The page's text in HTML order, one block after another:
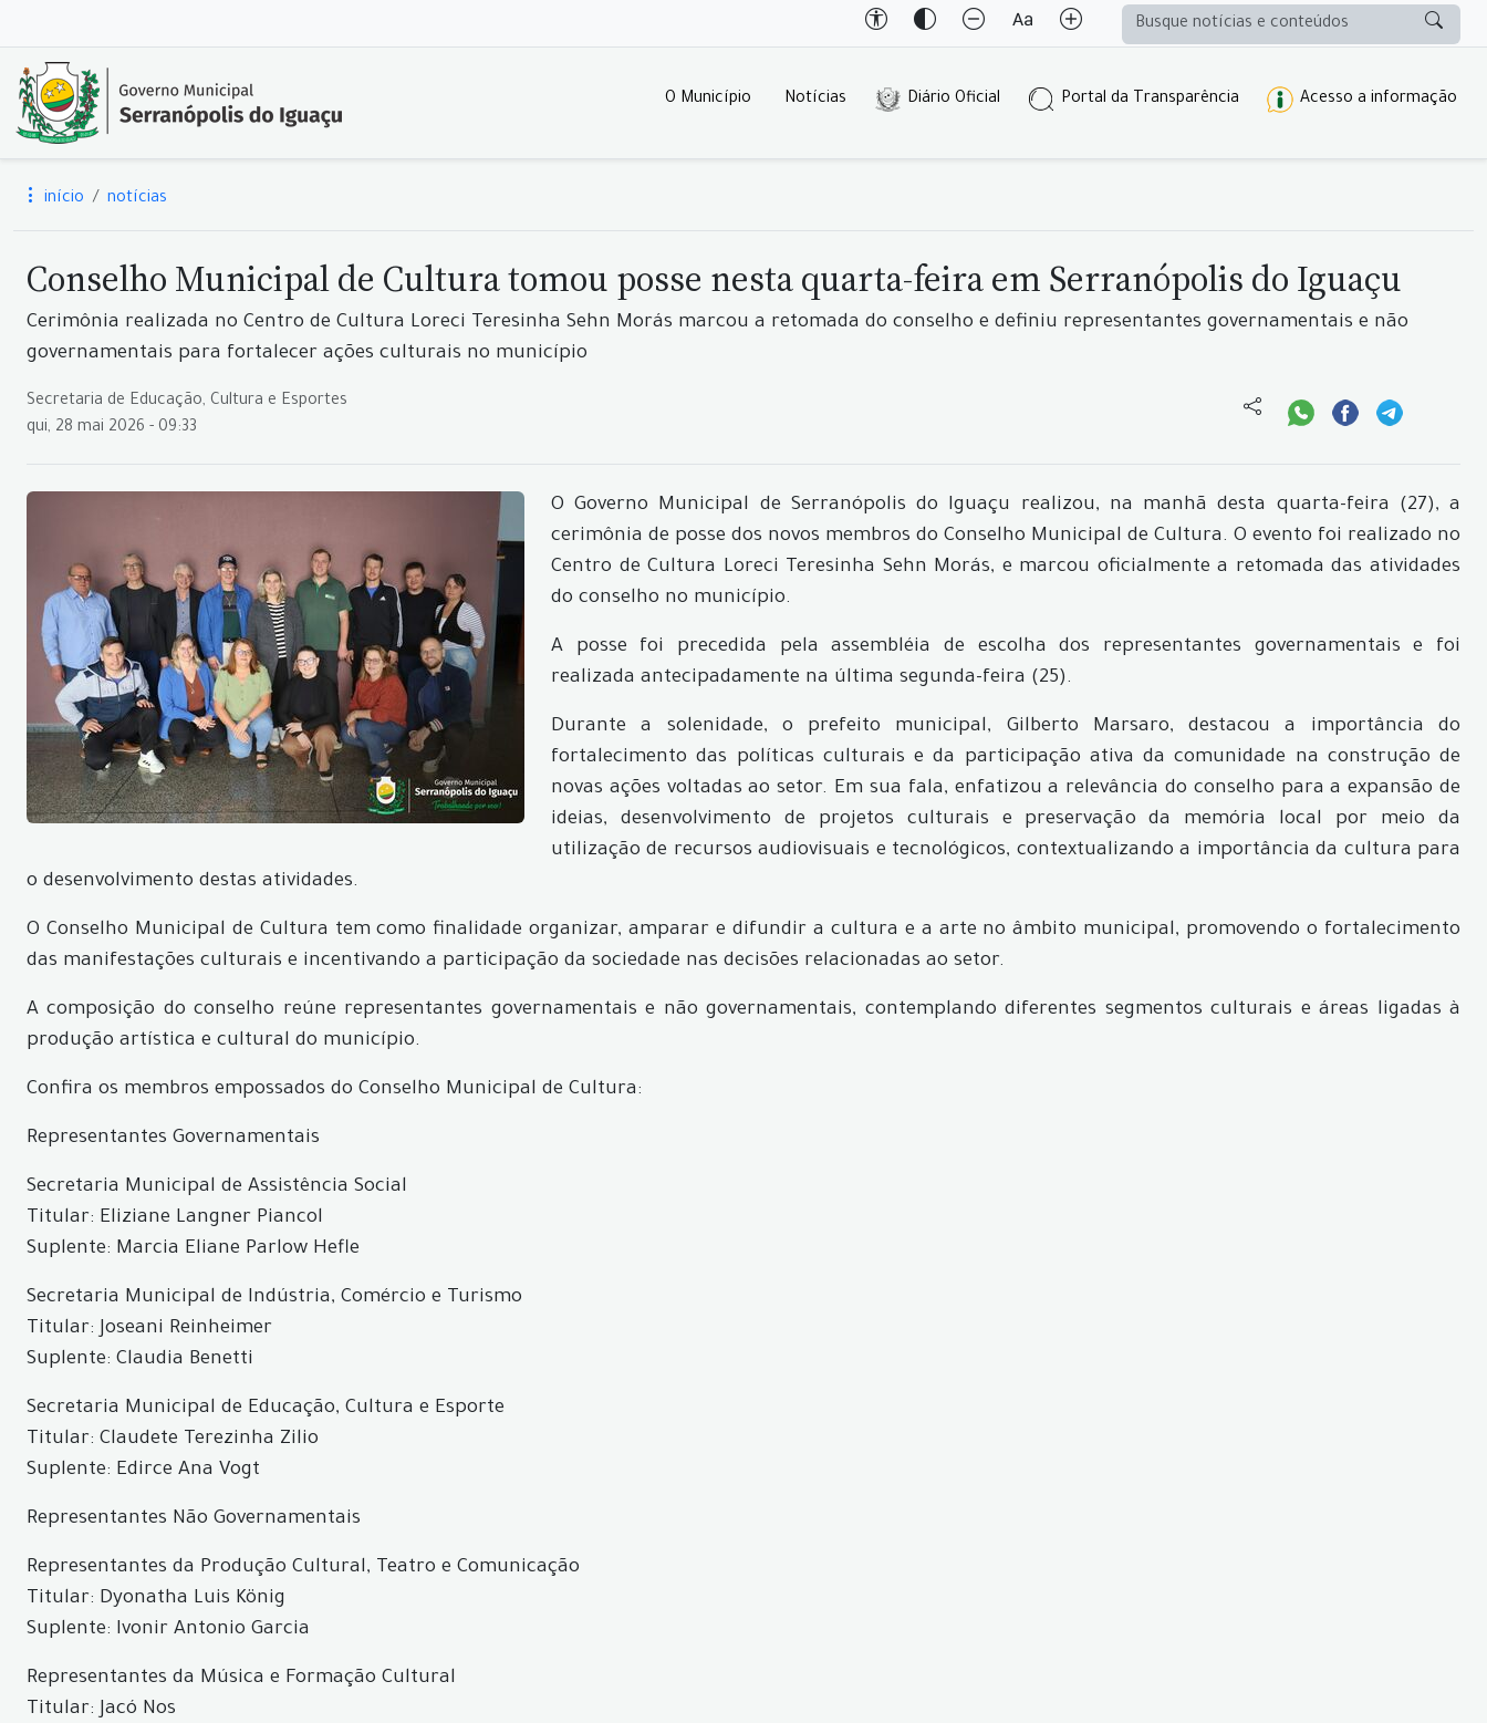
O Município Notícias Diário Oficial Portal da Transparência Acesso a informação
início notícias
Conselho Municipal de Cultura tomou posse nesta quarta-feira em Serranópolis do Iguaçu
Cerimônia realizada no Centro de Cultura Loreci Teresinha Sehn Morás marcou a retomada do conselho e definiu representantes governamentais e não
governamentais para fortalecer ações culturais no município
Secretaria de Educação, Cultura e Esportes
qui, 28 mai 2026 - 09:33
O Governo Municipal de Serranópolis do Iguaçu realizou, na manhã desta quarta-feira (27), a
cerimônia de posse dos novos membros do Conselho Municipal de Cultura. O evento foi realizado no
Centro de Cultura Loreci Teresinha Sehn Morás, e marcou oficialmente a retomada das atividades
do conselho no município.
A posse foi precedida pela assembléia de escolha dos representantes governamentais e foi
realizada antecipadamente na última segunda-feira (25).
Durante a solenidade, o prefeito municipal, Gilberto Marsaro, destacou a importância do
fortalecimento das políticas culturais e da participação ativa da comunidade na construção de
novas ações voltadas ao setor. Em sua fala, enfatizou a relevância do conselho para a expansão de
ideias, desenvolvimento de projetos culturais e preservação da memória local por meio da
utilização de recursos audiovisuais e tecnológicos, contextualizando a importância da cultura para
o desenvolvimento destas atividades.
O Conselho Municipal de Cultura tem como finalidade organizar, amparar e difundir a cultura e a arte no âmbito municipal, promovendo o fortalecimento
das manifestações culturais e incentivando a participação da sociedade nas decisões relacionadas ao setor.
A composição do conselho reúne representantes governamentais e não governamentais, contemplando diferentes segmentos culturais e áreas ligadas à
produção artística e cultural do município.
Confira os membros empossados do Conselho Municipal de Cultura:
Representantes Governamentais
Secretaria Municipal de Assistência Social
Titular: Eliziane Langner Piancol
Suplente: Marcia Eliane Parlow Hefle
Secretaria Municipal de Indústria, Comércio e Turismo
Titular: Joseani Reinheimer
Suplente: Claudia Benetti
Secretaria Municipal de Educação, Cultura e Esporte
Titular: Claudete Terezinha Zilio
Suplente: Edirce Ana Vogt
Representantes Não Governamentais
Representantes da Produção Cultural, Teatro e Comunicação
Titular: Dyonatha Luis König
Suplente: Ivonir Antonio Garcia
Representantes da Música e Formação Cultural
Titular: Jacó Nos